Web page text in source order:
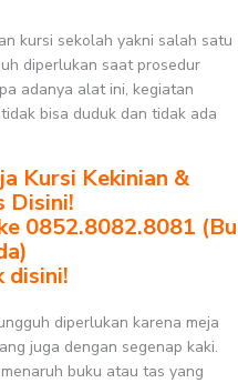
kursi sekolah yakni salah satu
diperlukan saat prosedur
adanya alat ini, kegiatan
bisa duduk dan tidak ada
Kursi Kekinian &
Disini!
0852.8082.8081 (Bu
disini!
diperlukan karena meja
juga dengan segenap kaki.
buku atau tas yang